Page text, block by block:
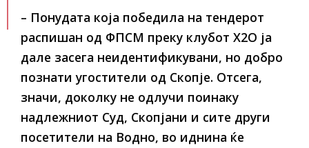
– Понудата која победила на тендерот
распишан од ФПСМ преку клубот Х2О ја
дале засега неидентификувани, но добро
познати угостители од Скопје. Отсега,
значи, доколку не одлучи поинаку
надлежниот Суд, Скопјани и сите други
посетители на Водно, во иднина ќе